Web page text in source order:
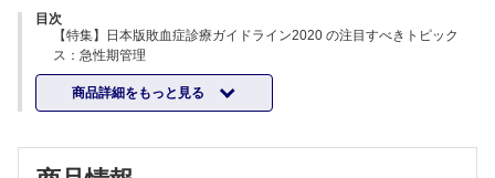
目次
【特集】日本版敗血症診療ガイドライン2020 の注目すべきトピック
ス：急性期管理
特集にあたって
小倉 裕司
日本版敗血症診療ガイドライン2020 の経緯と特徴
商品詳細をもっと見る